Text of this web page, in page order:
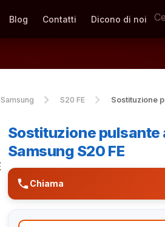
Blog Contatti Dicono di noi
Samsung S20 FE Sostituzione
Sostituzione pulsante
Samsung S20 FE
phoneChiama